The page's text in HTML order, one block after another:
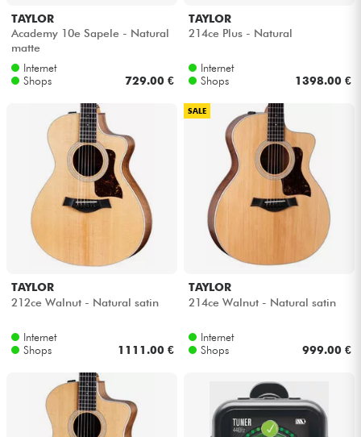
TAYLOR
Academy 10e Sapele - Natural
matte
Internet
Shops
729.00 €
TAYLOR
214ce Plus - Natural
Internet
Shops
1398.00 €
TAYLOR
212ce Walnut - Natural satin
Internet
Shops
1111.00 €
SALE
TAYLOR
214ce Walnut - Natural satin
Internet
Shops
999.00 €